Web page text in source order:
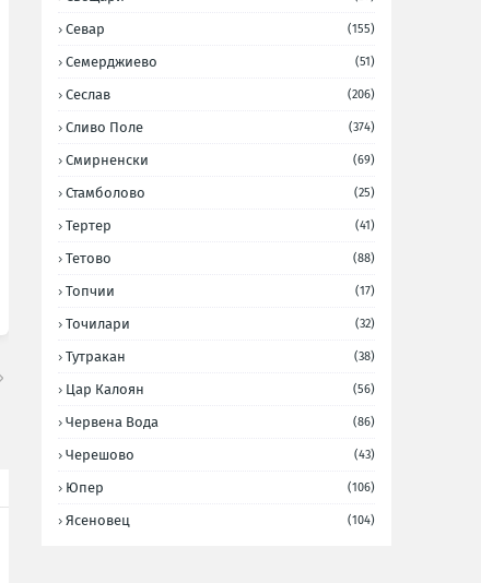
Севар (155)
Семерджиево (51)
Сеслав (206)
Сливо Поле (374)
Смирненски (69)
Стамболово (25)
Тертер (41)
Тетово (88)
Топчии (17)
Точилари (32)
Тутракан (38)
Цар Калоян (56)
Червена Вода (86)
Черешово (43)
Юпер (106)
Ясеновец (104)